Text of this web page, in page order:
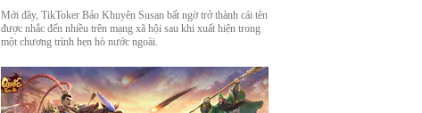
Mới đây, TikToker Bảo Khuyên Susan bất ngờ trở thành cái tên
được nhắc đến nhiều trên mạng xã hội sau khi xuất hiện trong
một chương trình hẹn hò nước ngoài.